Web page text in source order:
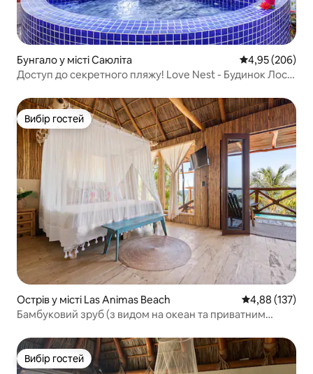
Бунгало у місті Саюліта Середня
4,95 (206)
Доступ до секретного пляжу! Love Nest - Будинок Лос-
Вибір гостей
Вибір гостей
Острів у місті Las Animas Beach Середня
4,88 (137)
Бамбуковий зруб (з видом на океан та приватним
Вибір гостей
Вибір гостей